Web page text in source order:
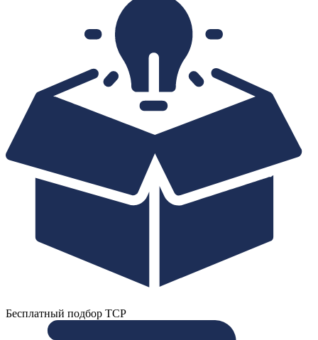
Бесплатный подбор ТСР